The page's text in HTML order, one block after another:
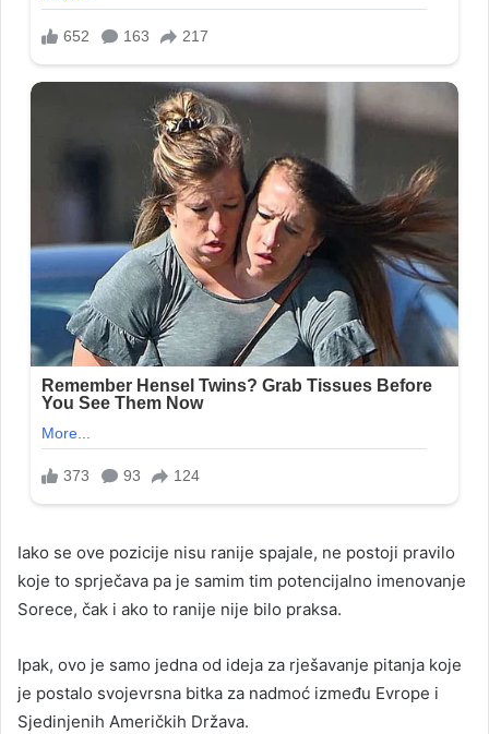
Iako se ove pozicije nisu ranije spajale, ne postoji pravilo
koje to sprječava pa je samim tim potencijalno imenovanje
Sorece, čak i ako to ranije nije bilo praksa.
Ipak, ovo je samo jedna od ideja za rješavanje pitanja koje
je postalo svojevrsna bitka za nadmoć između Evrope i
Sjedinjenih Američkih Država.